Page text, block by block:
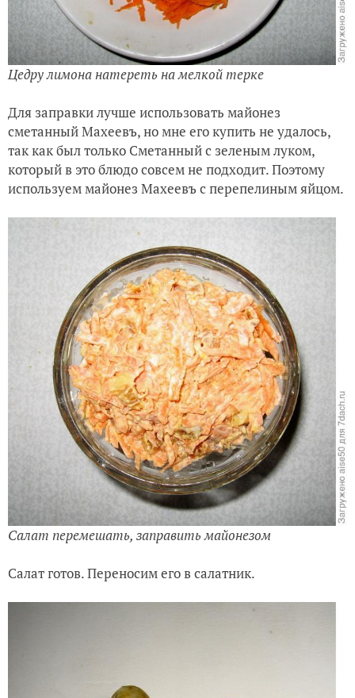
Цедру лимона натереть на мелкой терке
Для заправки лучше использовать майонез
сметанный Махеевъ, но мне его купить не удалось,
так как был только Сметанный с зеленым луком,
который в это блюдо совсем не подходит. Поэтому
используем майонез Махеевъ с перепелиным яйцом.
Салат перемешать, заправить майонезом
Салат готов. Переносим его в салатник.